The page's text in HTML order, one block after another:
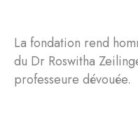
La fondation rend
du Dr Roswitha
professeure dévouée.